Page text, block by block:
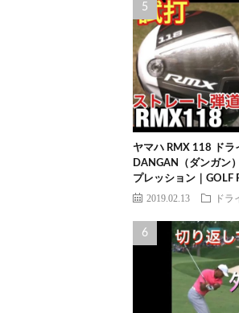
ヤマハ RMX 118 ドラ
DANGAN（ダンガン
プレッション｜GOLF
2019.02.13 ドラ